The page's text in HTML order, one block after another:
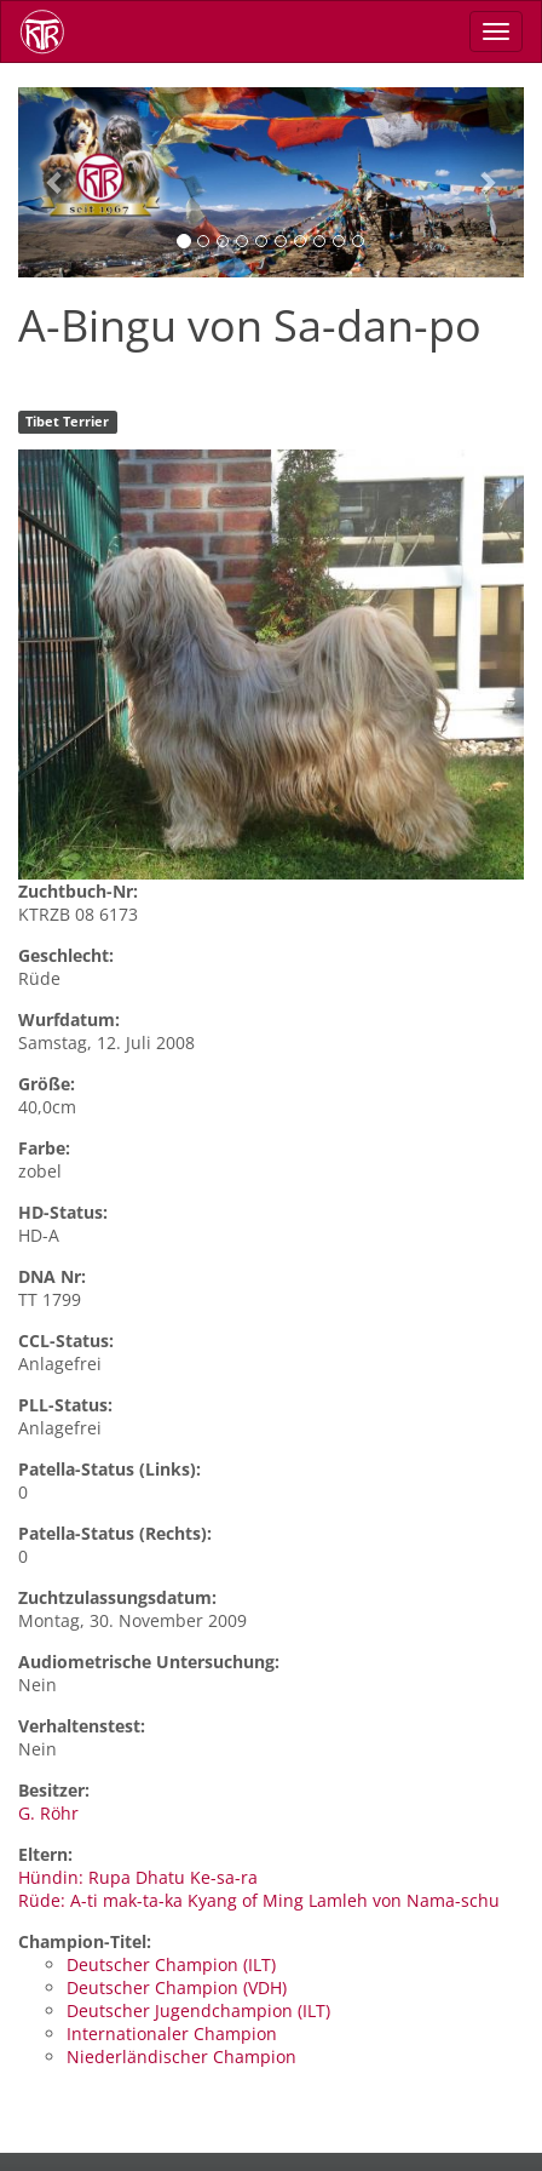
Direkt
zum
Inhalt
Previous Next
A-Bingu von Sa-dan-po
Tibet Terrier
Zuchtbuch-Nr:
KTRZB 08 6173
Geschlecht:
Rüde
Wurfdatum:
Samstag, 12. Juli 2008
Größe:
40,0cm
Farbe:
zobel
HD-Status:
HD-A
DNA Nr:
TT 1799
CCL-Status:
Anlagefrei
PLL-Status:
Anlagefrei
Patella-Status (Links):
0
Patella-Status (Rechts):
0
Zuchtzulassungsdatum:
Montag, 30. November 2009
Audiometrische Untersuchung:
Nein
Verhaltenstest:
Nein
Besitzer:
G. Röhr
Eltern:
Hündin: Rupa Dhatu Ke-sa-ra
Rüde: A-ti mak-ta-ka Kyang of Ming Lamleh von Nama-schu
Champion-Titel:
Deutscher Champion (ILT)
Deutscher Champion (VDH)
Deutscher Jugendchampion (ILT)
Internationaler Champion
Niederländischer Champion